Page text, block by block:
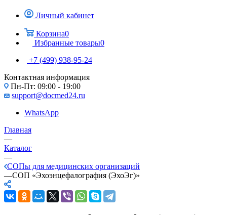
Личный кабинет
Корзина0
Избранные товары0
+7 (499) 938-95-24
Контактная информация
Пн-Пт: 09:00 - 19:00
support@docmed24.ru
WhatsApp
Главная
—
Каталог
—
СОПы для медицинских организаций
—СОП «Эхоэнцефалография (ЭхоЭг)»